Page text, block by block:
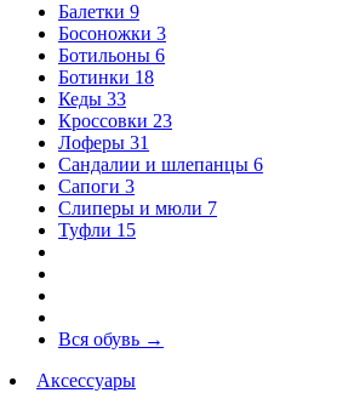
Балетки 9
Босоножки 3
Ботильоны 6
Ботинки 18
Кеды 33
Кроссовки 23
Лоферы 31
Сандалии и шлепанцы 6
Сапоги 3
Слиперы и мюли 7
Туфли 15
Вся обувь →
Аксессуары